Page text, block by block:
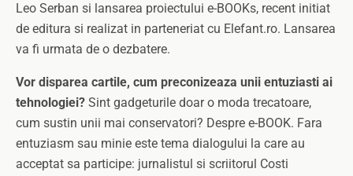
Leo Serban si lansarea proiectului e-BOOKs, recent initiat
de editura si realizat in parteneriat cu Elefant.ro. Lansarea
va fi urmata de o dezbatere.
Vor disparea cartile, cum preconizeaza unii entuziasti ai
tehnologiei? Sint gadgeturile doar o moda trecatoare,
cum sustin unii mai conservatori? Despre e-BOOK. Fara
entuziasm sau minie este tema dialogului la care au
acceptat sa participe: jurnalistul si scriitorul Costi